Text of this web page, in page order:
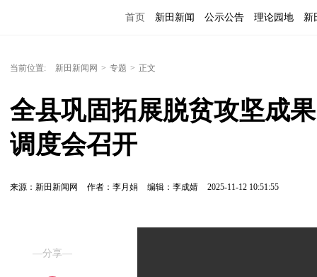
首页 新田新闻 公示公告 理论园地 新
当前位置: 新田新闻网 > 专题 > 正文
全县巩固拓展脱贫攻坚成
调度会召开
来源：新田新闻网 作者：李月娟 编辑：李成婧 2025-11-12 10:51:55
—分享—